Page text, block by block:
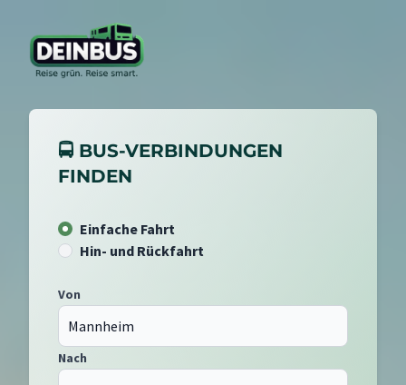
🚍 BUS-VERBINDUNGEN
FINDEN
Einfache Fahrt
Hin- und Rückfahrt
Von
Nach